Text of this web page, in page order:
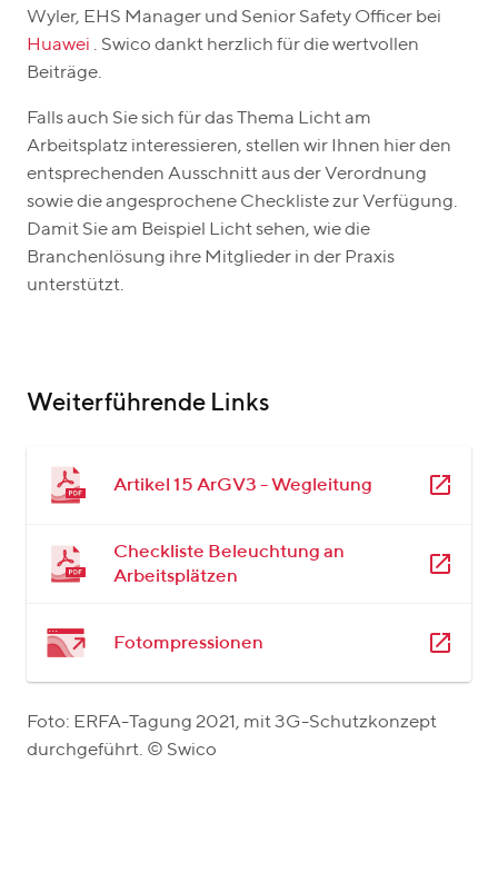
Wyler, EHS Manager und Senior Safety Officer bei
Huawei . Swico dankt herzlich für die wertvollen
Beiträge.
Falls auch Sie sich für das Thema Licht am
Arbeitsplatz interessieren, stellen wir Ihnen hier den
entsprechenden Ausschnitt aus der Verordnung
sowie die angesprochene Checkliste zur Verfügung.
Damit Sie am Beispiel Licht sehen, wie die
Branchenlösung ihre Mitglieder in der Praxis
unterstützt.
Weiterführende Links
Artikel 15 ArGV3 - Wegleitung
Checkliste Beleuchtung an
Arbeitsplätzen
Fotompressionen
Foto: ERFA-Tagung 2021, mit 3G-Schutzkonzept
durchgeführt. © Swico